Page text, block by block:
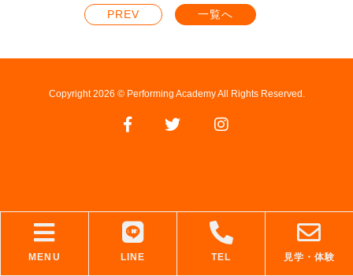
PREV 一覧へ
Copyright 2026 © Performing Academy All Rights Reserved.
MENU LINE TEL 見学・体験